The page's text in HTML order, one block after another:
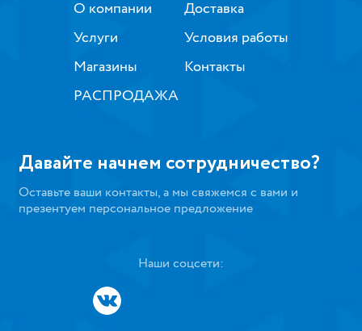
О компании
Услуги
Магазины
РАСПРОДАЖА
Доставка
Условия работы
Контакты
Давайте начнем сотрудничество?
Оставьте ваши контакты, а мы свяжемся с вами и
презентуем персональное предложение
Наши соцсети: